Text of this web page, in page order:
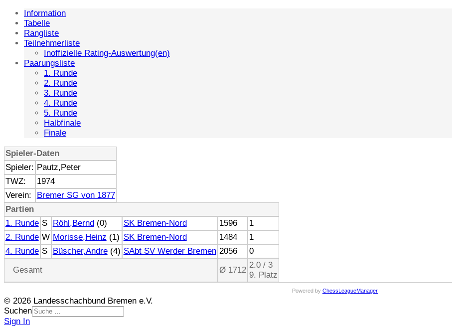
Information
Tabelle
Rangliste
Teilnehmerliste
Inoffizielle Rating-Auswertung(en)
Paarungsliste
1. Runde
2. Runde
3. Runde
4. Runde
5. Runde
Halbfinale
Finale
Spieler-Daten
Spieler: Pautz,Peter
TWZ:
1974
Verein:
Bremer SG von 1877
Partien
1. Runde S Röhl,Bernd(0) SK Bremen-Nord 1596
1
2. Runde W Morisse,Heinz (1) SK Bremen-Nord 1484
1
4. Runde S Büscher,Andre(4) SAbt SV Werder Bremen 2056
0
Gesamt
Ø 1712
2.0 / 3
9. Platz
Powered by ChessLeagueManager
© 2026 Landesschachbund Bremen e.V.
Suchen
Sign In